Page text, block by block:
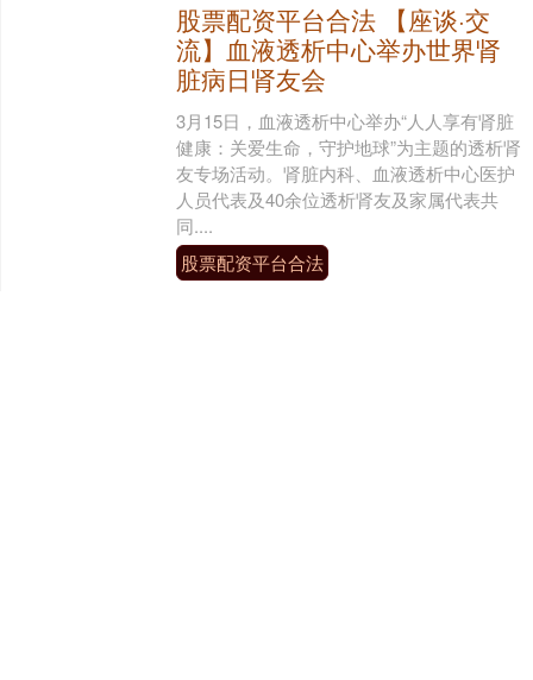
股票配资平台合法 【座谈·交
流】血液透析中心举办世界肾
脏病日肾友会
3月15日，血液透析中心举办“人人享有肾脏
健康：关爱生命，守护地球”为主题的透析肾
友专场活动。肾脏内科、血液透析中心医护
人员代表及40余位透析肾友及家属代表共
同....
股票配资平台合法